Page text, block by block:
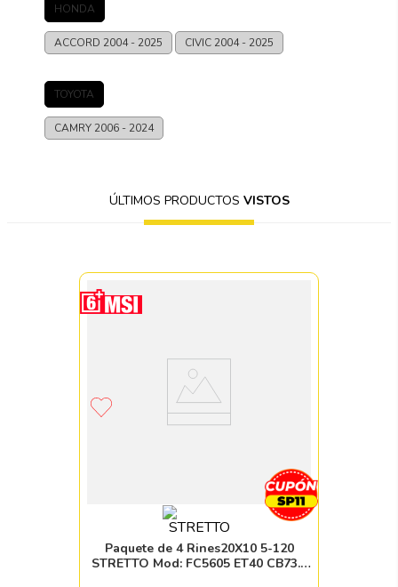
HONDA
ACCORD 2004 - 2025 CIVIC 2004 - 2025
TOYOTA
CAMRY 2006 - 2024
ÚLTIMOS PRODUCTOS VISTOS
Paquete de 4 Rines20X10 5-120
STRETTO Mod: FC5605 ET40 CB73.1